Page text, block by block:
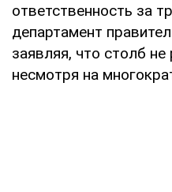
ответственность за
департамент
заявляя, что столб
несмотря на